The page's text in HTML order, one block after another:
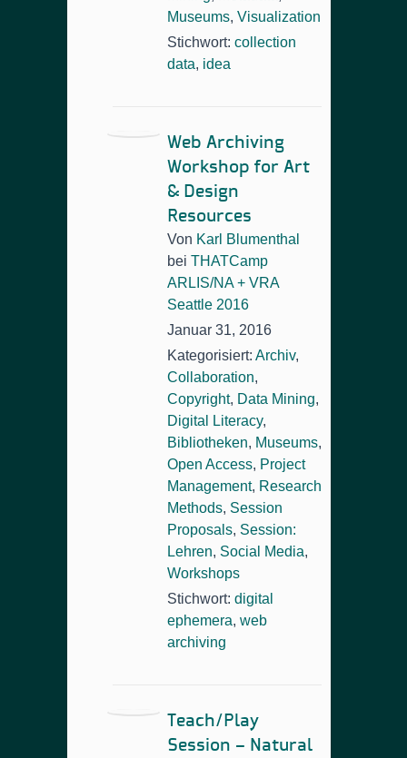
Museums, Visualization
Stichwort: collection
data, idea
Web Archiving
Workshop for Art
& Design
Resources
Von Karl Blumenthal
bei THATCamp
ARLIS/NA + VRA
Seattle 2016
Januar 31, 2016
Kategorisiert: Archiv,
Collaboration,
Copyright, Data Mining,
Digital Literacy,
Bibliotheken, Museums,
Open Access, Project
Management, Research
Methods, Session
Proposals, Session:
Lehren, Social Media,
Workshops
Stichwort: digital
ephemera, web
archiving
Teach/Play
Session – Natural